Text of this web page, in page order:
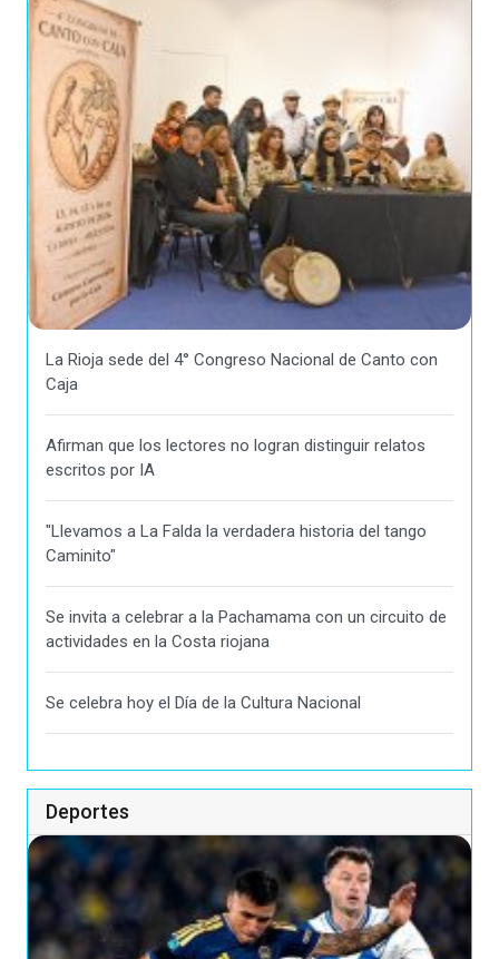
La Rioja sede del 4° Congreso Nacional de Canto con
Caja
Afirman que los lectores no logran distinguir relatos
escritos por IA
"Llevamos a La Falda la verdadera historia del tango
Caminito"
Se invita a celebrar a la Pachamama con un circuito de
actividades en la Costa riojana
Se celebra hoy el Día de la Cultura Nacional
Deportes